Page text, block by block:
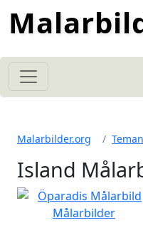
Malarbilder.org Teman
Island